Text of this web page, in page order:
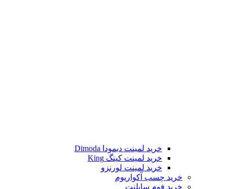
خرید لمینت دیمودا Dimoda
خرید لمینت کینگ King
خرید لمینت لورنزو
خرید چسب آکواریوم
خرید فوم سایلنت